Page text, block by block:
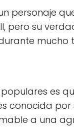
personaje
pero su
mucho
es
conocida
a una